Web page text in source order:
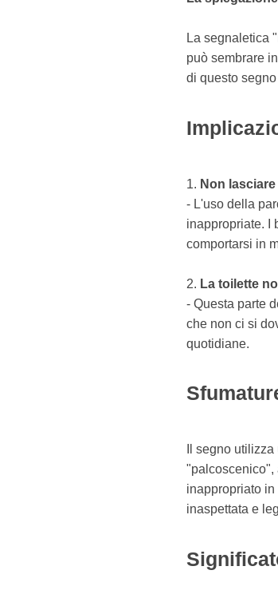
La segnaletica
può sembrare
di questo
1. Non
- L'uso della
inappropriate. I
comportarsi in
2. La toilette
- Questa parte
che non ci si
quotidiane.
Il segno
"palcoscenico",
inappropriato
inaspettata e